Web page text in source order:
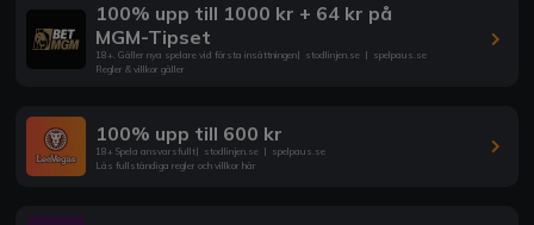
100% upp till 1000 kr + 64 kr på
MGM-Tipset
18+. Gäller nya spelare vid första insättningen| stodlinjen.se | spelpaus.se
Regler & villkor gäller
100% upp till 600 kr
18+ Spela ansvarsfullt| stodlinjen.se | spelpaus.se
Läs fullständiga regler och villkor här